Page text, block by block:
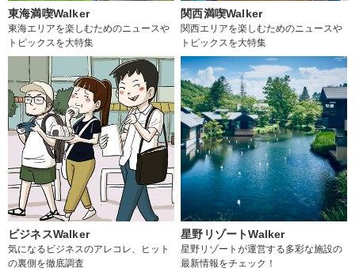
東海満喫Walker
東海エリアを楽しむためのニュースや
トピックスを大特集
関西満喫Walker
関西エリアを楽しむためのニュースや
トピックスを大特集
ビジネスWalker
気になるビジネスのアレコレ、ヒット
の裏側を徹底調査
星野リゾートWalker
星野リゾートが運営する多彩な施設の
最新情報をチェック！